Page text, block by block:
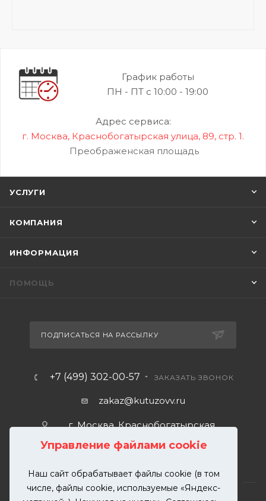
Управление файлами cookie
Наш сайт обрабатывает файлы cookie (в том
числе, файлы cookie, используемые «Яндекс-
График работы
ПН - ПТ с 10:00 - 19:00
Адрес сервиса:
г. Москва, Краснобогатырская улица, 89, стр. 1.
Преображенская площадь
УСЛУГИ
КОМПАНИЯ
ИНФОРМАЦИЯ
ПОМОЩЬ
ПОДПИСАТЬСЯ НА РАССЫЛКУ
+7 (499) 302-00-57 ЗАКАЗАТЬ ЗВОНОК
zakaz@kutuzovv.ru
г. Москва, Краснобогатырская